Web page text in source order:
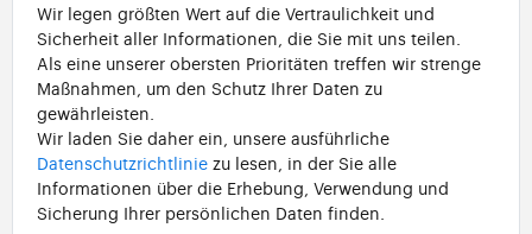
Wir legen größten Wert auf die Vertraulichkeit und
Sicherheit aller Informationen, die Sie mit uns teilen.
Als eine unserer obersten Prioritäten treffen wir strenge
Maßnahmen, um den Schutz Ihrer Daten zu
gewährleisten.
Wir laden Sie daher ein, unsere ausführliche
Datenschutzrichtlinie zu lesen, in der Sie alle
Informationen über die Erhebung, Verwendung und
Sicherung Ihrer persönlichen Daten finden.